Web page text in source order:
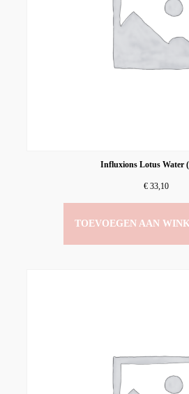
Influxions Lotus Water
€ 33,10
TOEVOEGEN AAN